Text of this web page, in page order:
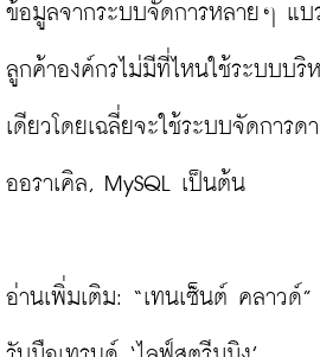
ข้อมูลจากระบบจัดการหลายๆ แ
ลูกค้าองค์กรไม่มีที่ไหนใช้ระบบบริห
เดียวโดยเฉลี่ยจะใช้ระบบจัดการ
ออราเคิล, MySQL เป็นต้น
อ่านเพิ่มเติม: “เทนเซ็นต์ คลาวด์